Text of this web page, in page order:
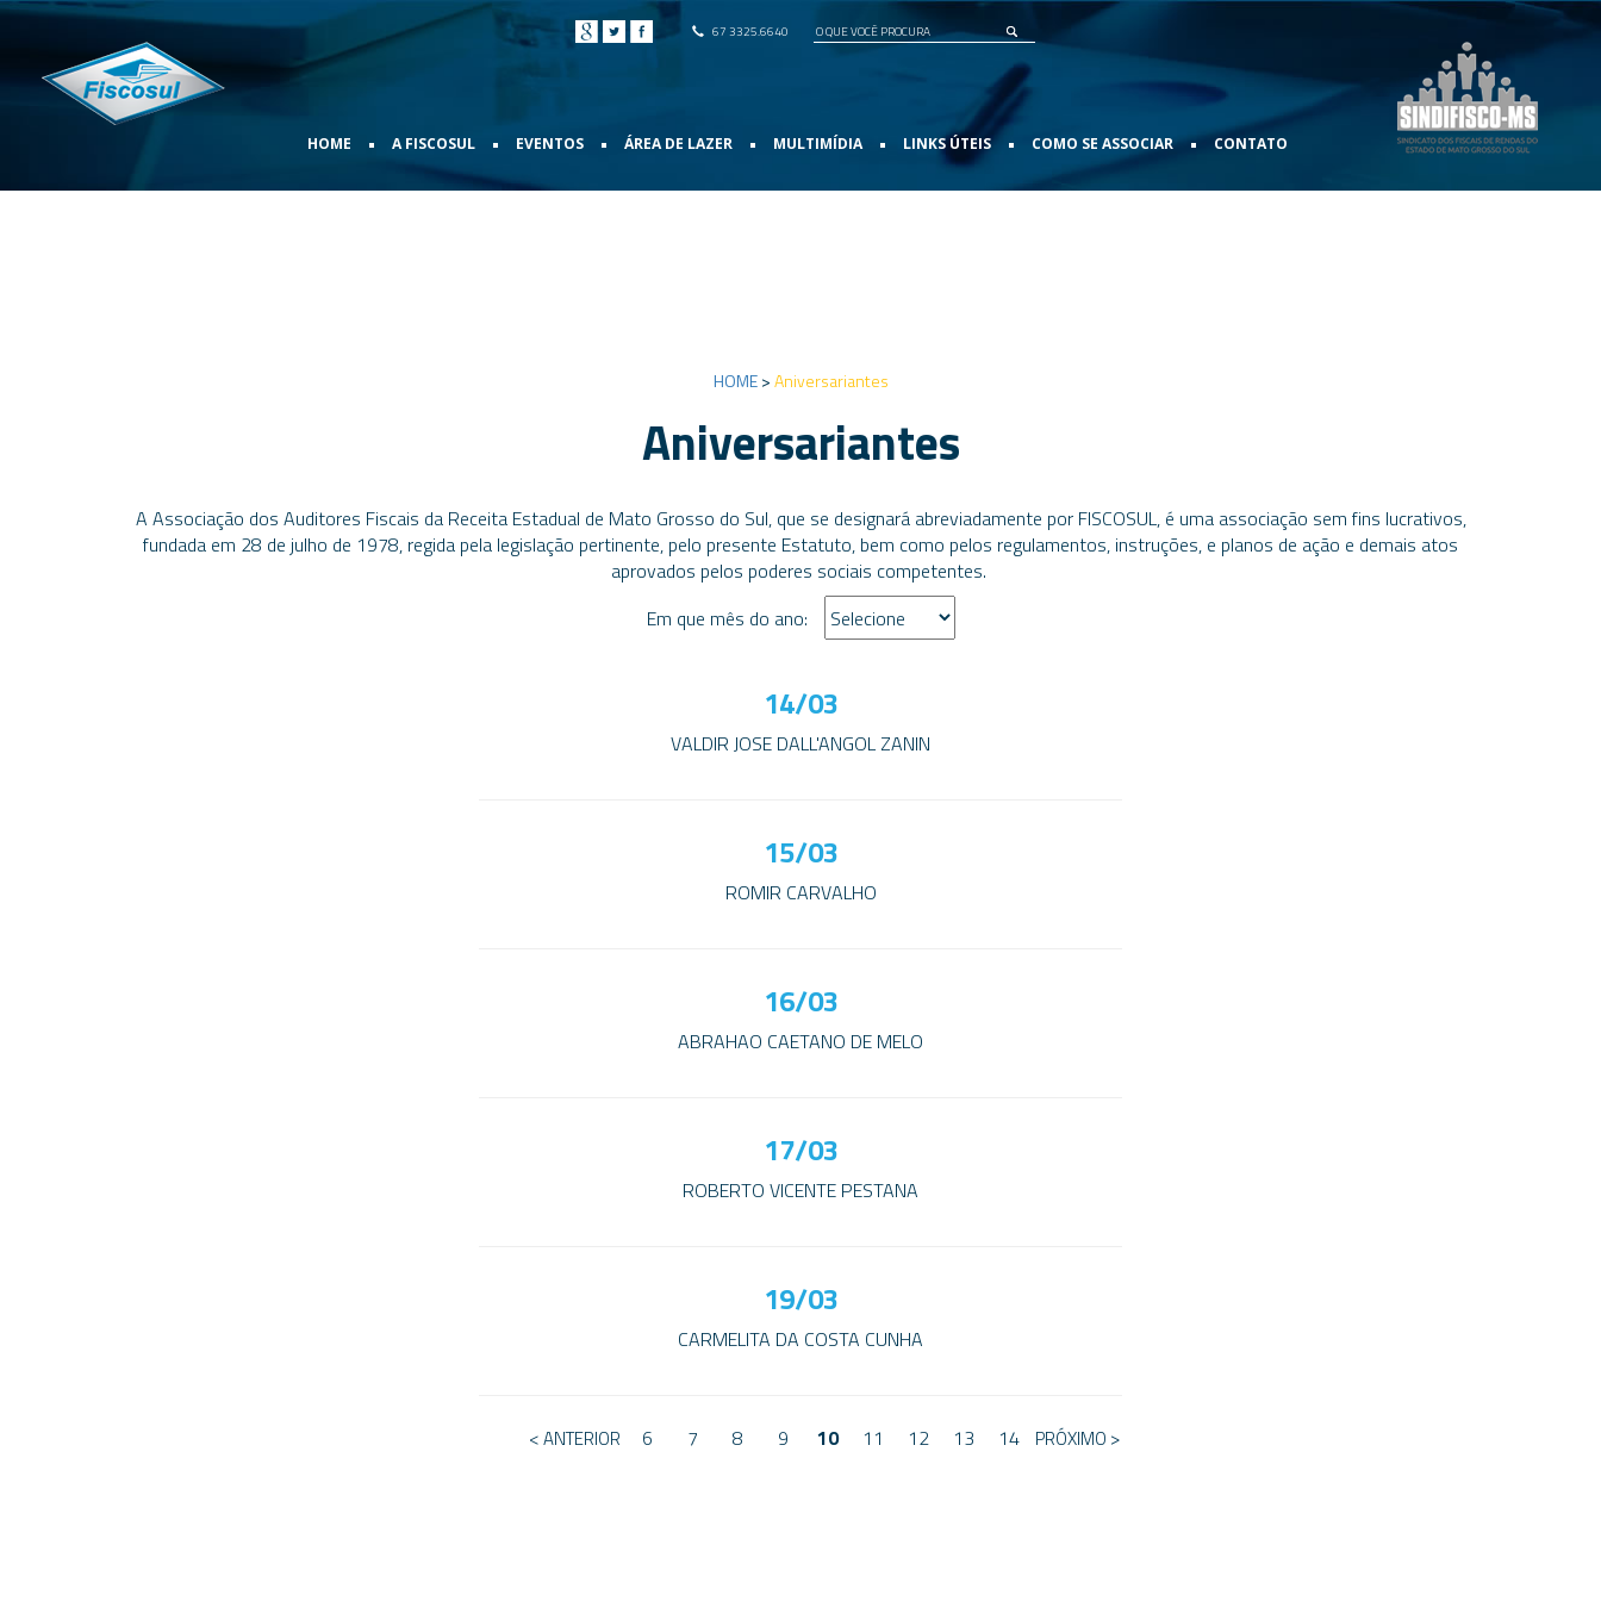
67 3325.6640
HOME • A FISCOSUL • EVENTOS • ÁREA DE LAZER • MULTIMÍDIA • LINKS ÚTEIS • COMO SE ASSOCIAR • CONTATO
HOME>Aniversariantes
Aniversariantes
A Associação dos Auditores Fiscais da Receita Estadual de Mato Grosso do Sul, que se designará abreviadamente por FISCOSUL, é uma associação sem fins lucrativos,
fundada em 28 de julho de 1978, regida pela legislação pertinente, pelo presente Estatuto, bem como pelos regulamentos, instruções, e planos de ação e demais atos
aprovados pelos poderes sociais competentes.
Em que mês do ano:
14/03
VALDIR JOSE DALL'ANGOL ZANIN
15/03
ROMIR CARVALHO
16/03
ABRAHAO CAETANO DE MELO
17/03
ROBERTO VICENTE PESTANA
19/03
CARMELITA DA COSTA CUNHA
< ANTERIOR 6 7 8 9 10 11 12 13 14 PRÓXIMO >